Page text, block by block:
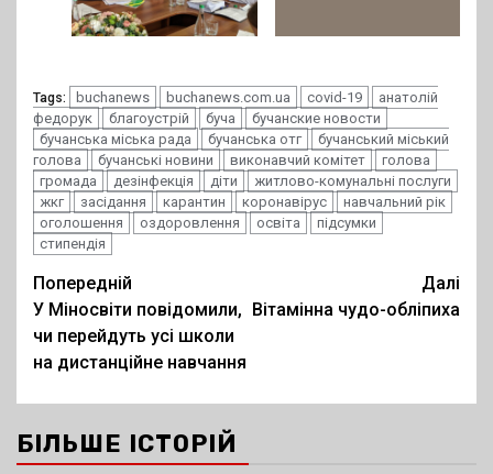
Tags: buchanews buchanews.com.ua covid-19
анатолій
федорук
благоустрій буча
бучанские новости
бучанська міська рада
бучанська отг
бучанський міський
голова
бучанські новини виконавчий комітет
голова
громада
дезінфекція діти
житлово-комунальні послуги
жкг
засідання карантин коронавірус
навчальний рік
оголошення
оздоровлення освіта
підсумки
стипендія
Post
navigation
Попередній
У Міносвіти повідомили,
чи перейдуть усі школи
на дистанційне навчання
Далі
Вітамінна чудо-обліпиха
БІЛЬШЕ ІСТОРІЙ